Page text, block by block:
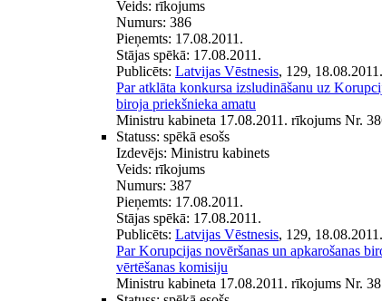
Veids: rīkojums
Numurs: 386
Pieņemts: 17.08.2011.
Stājas spēkā: 17.08.2011.
Publicēts: Latvijas Vēstnesis, 129, 18.08.2011.
Par atklāta konkursa izsludināšanu uz
biroja priekšnieka amatu
Ministru kabineta 17.08.2011. rīkojums Nr.
Statuss: spēkā esošs
Izdevējs: Ministru kabinets
Veids: rīkojums
Numurs: 387
Pieņemts: 17.08.2011.
Stājas spēkā: 17.08.2011.
Publicēts: Latvijas Vēstnesis, 129, 18.08.2011.
Par Korupcijas novēršanas un apkarošanas
vērtēšanas komisiju
Ministru kabineta 17.08.2011. rīkojums Nr.